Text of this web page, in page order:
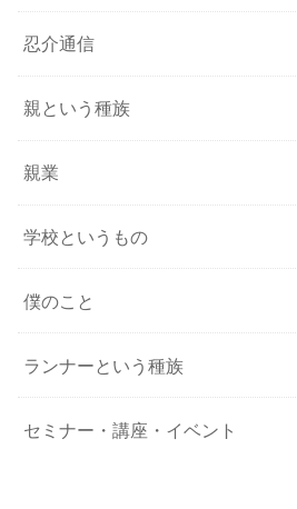
忍介通信
親という種族
親業
学校というもの
僕のこと
ランナーという種族
セミナー・講座・イベント